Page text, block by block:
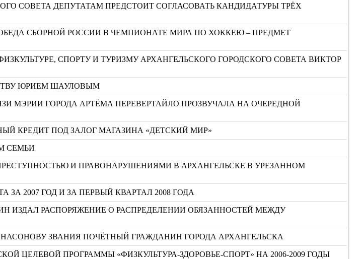
СОВЕТА ДЕПУТАТАМ ПРЕДСТОИТ СОГЛАСОВАТЬ КАНДИДАТУРЫ ТРЁХ
СБОРНОЙ РОССИИ В ЧЕМПИОНАТЕ МИРА ПО ХОККЕЮ – ПРЕДМЕТ
СПОРТУ И ТУРИЗМУ АРХАНГЕЛЬСКОГО ГОРОДСКОГО СОВЕТА ВИКТОР
ЮРИЕМ ШАУЛОВЫМ
МЭРИИ ГОРОДА АРТЁМА ПЕРЕВЕРТАЙЛО ПРОЗВУЧАЛА НА ОЧЕРЕДНОЙ
КРЕДИТ ПОД ЗАЛОГ МАГАЗИНА «ДЕТСКИЙ МИР»
СЕМЬИ
И ПРАВОНАРУШЕНИЯМИ В АРХАНГЕЛЬСКЕ В УРЕЗАННОМ
2007 ГОД И ЗА ПЕРВЫЙ КВАРТАЛ 2008 ГОДА
ИЗДАЛ РАСПОРЯЖЕНИЕ О РАСПРЕДЕЛЕНИИ ОБЯЗАННОСТЕЙ МЕЖДУ
ЗВАНИЯ ПОЧЁТНЫЙ ГРАЖДАНИН ГОРОДА АРХАНГЕЛЬСКА
ЦЕЛЕВОЙ ПРОГРАММЫ «ФИЗКУЛЬТУРА-ЗДОРОВЬЕ-СПОРТ» НА 2006-2009 ГОДЫ